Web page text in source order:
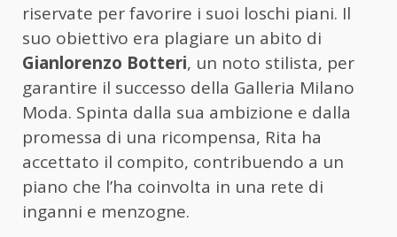
riservate per favorire i suoi loschi piani. Il
suo obiettivo era plagiare un abito di
Gianlorenzo Botteri, un noto stilista, per
garantire il successo della Galleria Milano
Moda. Spinta dalla sua ambizione e dalla
promessa di una ricompensa, Rita ha
accettato il compito, contribuendo a un
piano che l’ha coinvolta in una rete di
inganni e menzogne.